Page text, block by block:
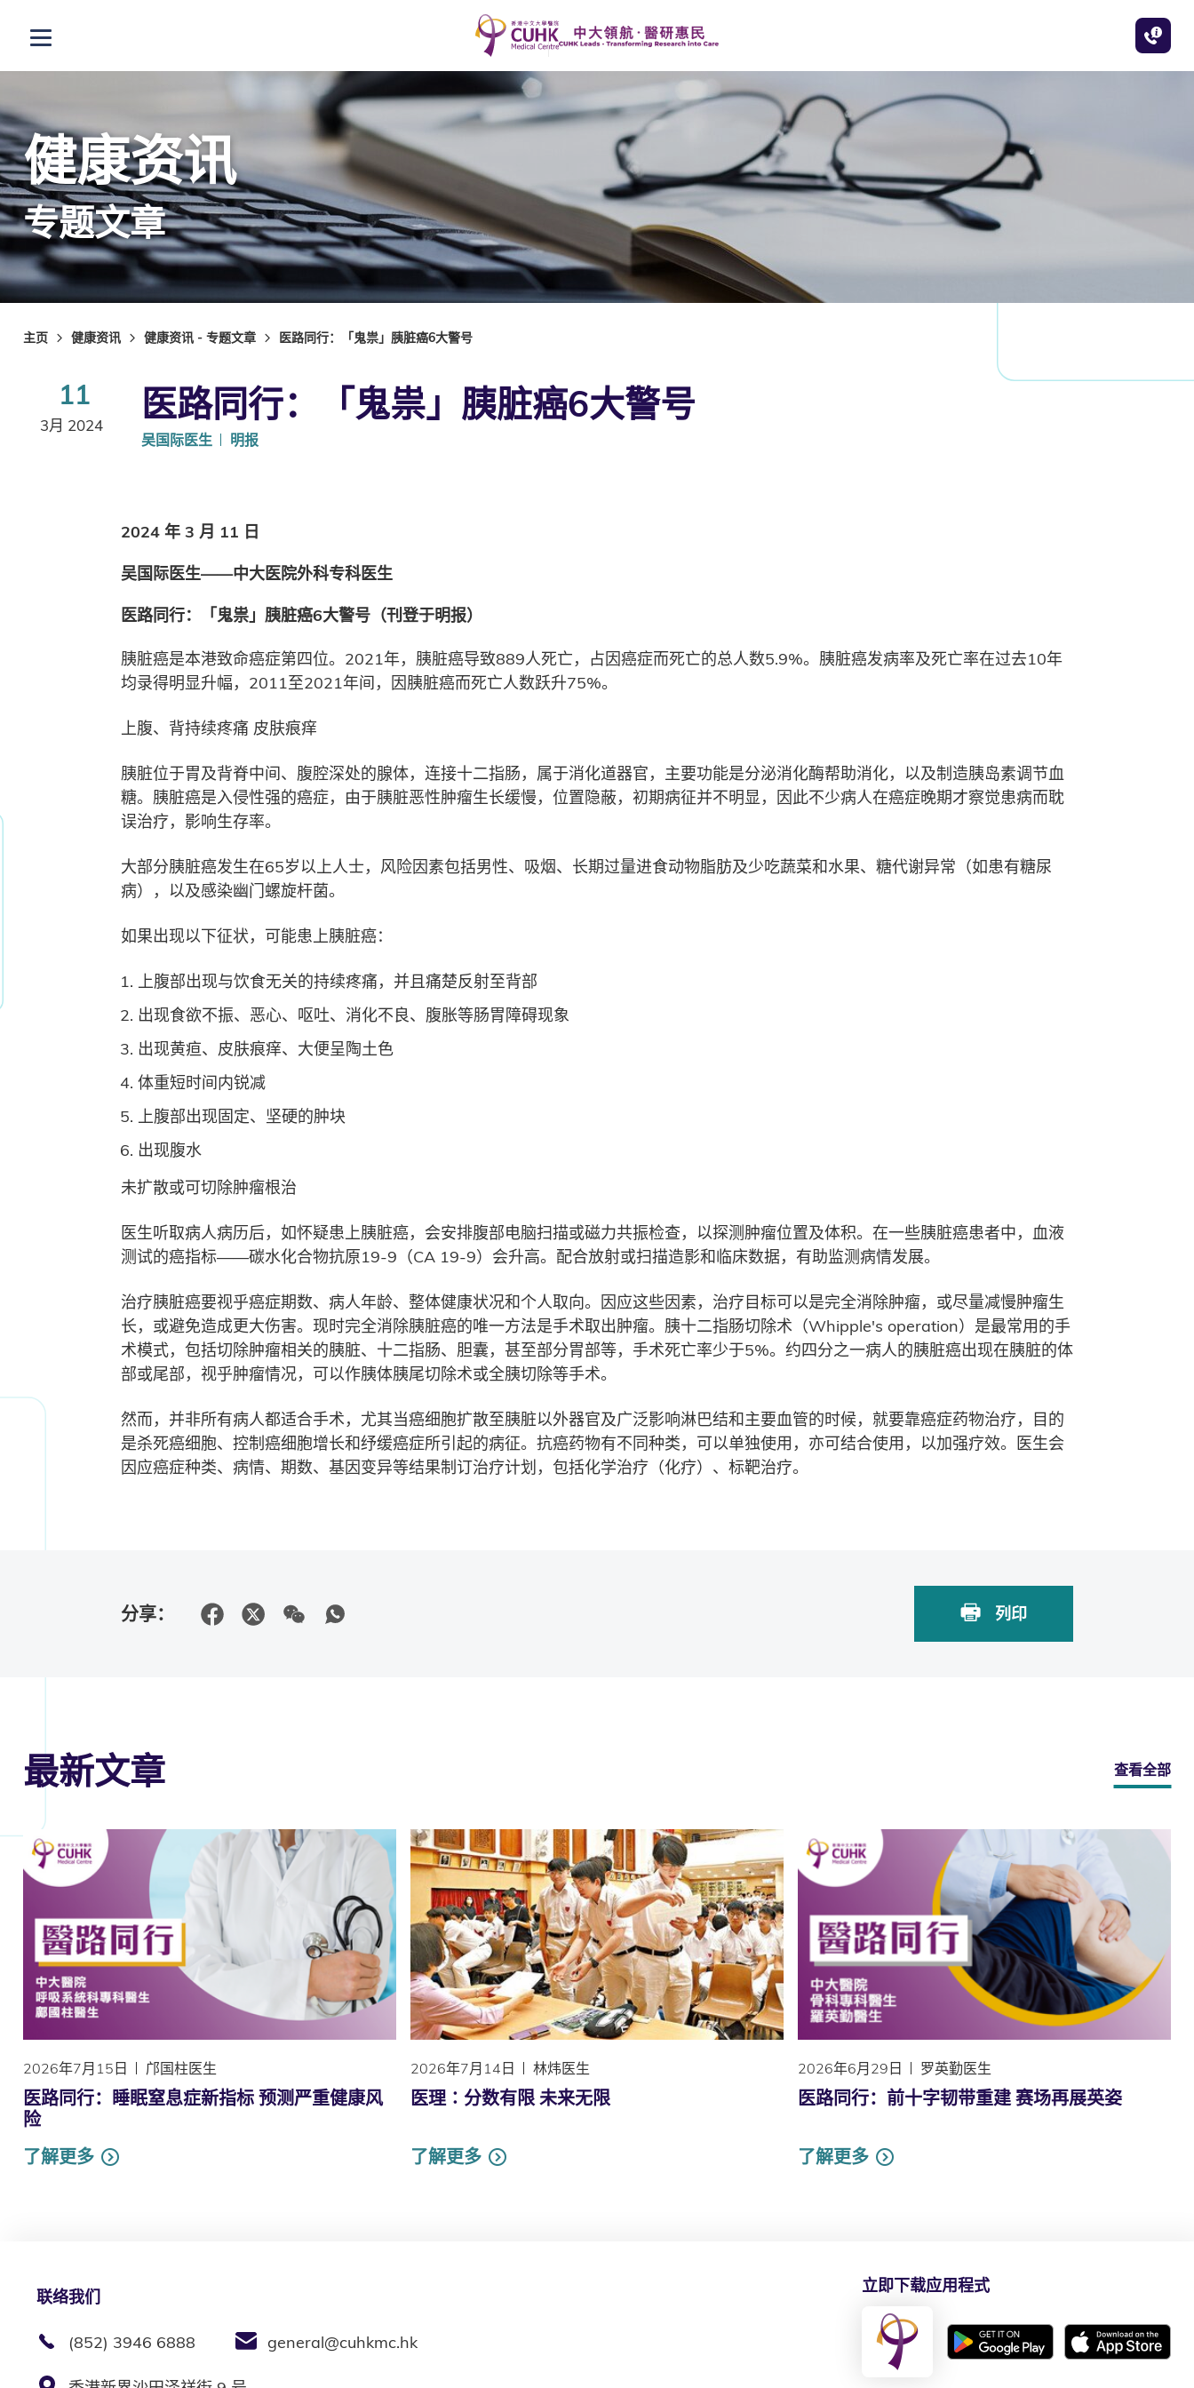
打开选单
健康资讯
专题文章
主页 健康资讯 健康资讯 - 专题文章 医路同行：「鬼祟」胰脏癌6大警号
11
3月 2024 医路同行：「鬼祟」胰脏癌6大警号
吴国际医生 明报
2024 年 3 月 11 日
吴国际医生——中大医院外科专科医生
医路同行：「鬼祟」胰脏癌6大警号（刊登于明报）
胰脏癌是本港致命癌症第四位。2021年，胰脏癌导致889人死亡，占因癌症而死亡的总人数5.9%。胰脏癌发病率及死亡率在过去10年
均录得明显升幅，2011至2021年间，因胰脏癌而死亡人数跃升75%。
上腹、背持续疼痛 皮肤痕痒
胰脏位于胃及背脊中间、腹腔深处的腺体，连接十二指肠，属于消化道器官，主要功能是分泌消化酶帮助消化，以及制造胰岛素调节血
糖。胰脏癌是入侵性强的癌症，由于胰脏恶性肿瘤生长缓慢，位置隐蔽，初期病征并不明显，因此不少病人在癌症晚期才察觉患病而耽
误治疗，影响生存率。
大部分胰脏癌发生在65岁以上人士，风险因素包括男性、吸烟、长期过量进食动物脂肪及少吃蔬菜和水果、糖代谢异常（如患有糖尿
病），以及感染幽门螺旋杆菌。
如果出现以下征状，可能患上胰脏癌：
上腹部出现与饮食无关的持续疼痛，并且痛楚反射至背部
出现食欲不振、恶心、呕吐、消化不良、腹胀等肠胃障碍现象
出现黄疸、皮肤痕痒、大便呈陶土色
体重短时间内锐减
上腹部出现固定、坚硬的肿块
出现腹水
未扩散或可切除肿瘤根治
医生听取病人病历后，如怀疑患上胰脏癌，会安排腹部电脑扫描或磁力共振检查，以探测肿瘤位置及体积。在一些胰脏癌患者中，血液
测试的癌指标——碳水化合物抗原19-9（CA 19-9）会升高。配合放射或扫描造影和临床数据，有助监测病情发展。
治疗胰脏癌要视乎癌症期数、病人年龄、整体健康状况和个人取向。因应这些因素，治疗目标可以是完全消除肿瘤，或尽量减慢肿瘤生
长，或避免造成更大伤害。现时完全消除胰脏癌的唯一方法是手术取出肿瘤。胰十二指肠切除术（Whipple's operation）是最常用的手
术模式，包括切除肿瘤相关的胰脏、十二指肠、胆囊，甚至部分胃部等，手术死亡率少于5%。约四分之一病人的胰脏癌出现在胰脏的体
部或尾部，视乎肿瘤情况，可以作胰体胰尾切除术或全胰切除等手术。
然而，并非所有病人都适合手术，尤其当癌细胞扩散至胰脏以外器官及广泛影响淋巴结和主要血管的时候，就要靠癌症药物治疗，目的
是杀死癌细胞、控制癌细胞增长和纾缓癌症所引起的病征。抗癌药物有不同种类，可以单独使用，亦可结合使用，以加强疗效。医生会
因应癌症种类、病情、期数、基因变异等结果制订治疗计划，包括化学治疗（化疗）、标靶治疗。
分享： 列印
最新文章 查看全部
2026年7月15日 邝国柱医生
医路同行：睡眠窒息症新指标 预测严重健康风
险
了解更多
2026年7月14日 林炜医生
医理∶分数有限 未来无限
了解更多
2026年6月29日 罗英勤医生
医路同行：前十字韧带重建 赛场再展英姿
了解更多
联络我们
(852) 3946 6888 general@cuhkmc.hk
立即下载应用程式